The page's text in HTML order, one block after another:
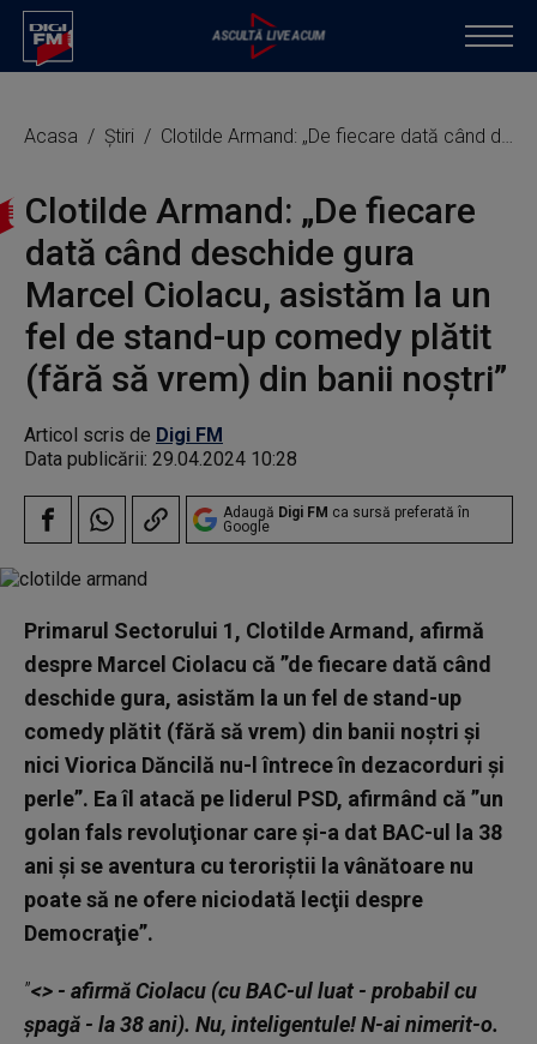
Acasa Știri Clotilde Armand: „De fiecare dată când deschide gura Marcel Ciolacu, asistăm la un fel de stand-up comedy plătit (fără să vrem) din banii noştri”
Clotilde Armand: „De fiecare
dată când deschide gura
Marcel Ciolacu, asistăm la un
fel de stand-up comedy plătit
(fără să vrem) din banii noştri”
Articol scris de Digi FM
Data publicării: 29.04.2024 10:28
Adaugă Digi FM ca sursă preferată în
Google
Primarul Sectorului 1, Clotilde Armand, afirmă
despre Marcel Ciolacu că ”de fiecare dată când
deschide gura, asistăm la un fel de stand-up
comedy plătit (fără să vrem) din banii noştri şi
nici Viorica Dăncilă nu-l întrece în dezacorduri şi
perle”. Ea îl atacă pe liderul PSD, afirmând că ”un
golan fals revoluţionar care şi-a dat BAC-ul la 38
ani şi se aventura cu teroriştii la vânătoare nu
poate să ne ofere niciodată lecţii despre
Democraţie”.
”<> - afirmă Ciolacu (cu BAC-ul luat - probabil cu
şpagă - la 38 ani). Nu, inteligentule! N-ai nimerit-o.